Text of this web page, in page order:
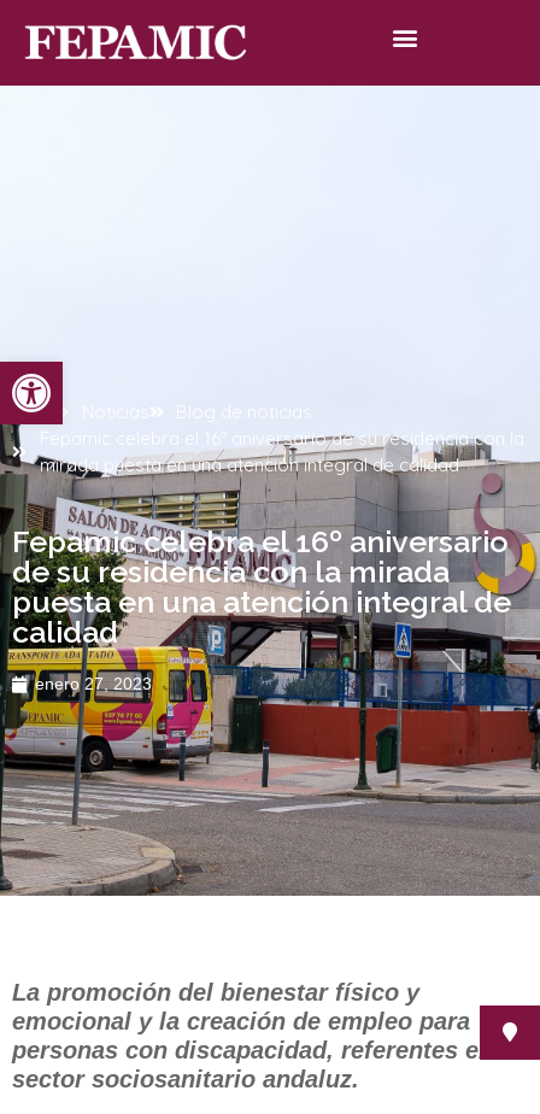
Abrir barra de herramientas
Inicio Noticias
Blog de noticias
Fepamic celebra el 16º aniversario de su residencia con la
mirada puesta en una atención integral de calidad
Fepamic celebra el 16º aniversario
de su residencia con la mirada
puesta en una atención integral de
calidad
enero 27, 2023
La promoción del bienestar físico y
emocional y la creación de empleo para
personas con discapacidad, referentes en el
sector sociosanitario andaluz.